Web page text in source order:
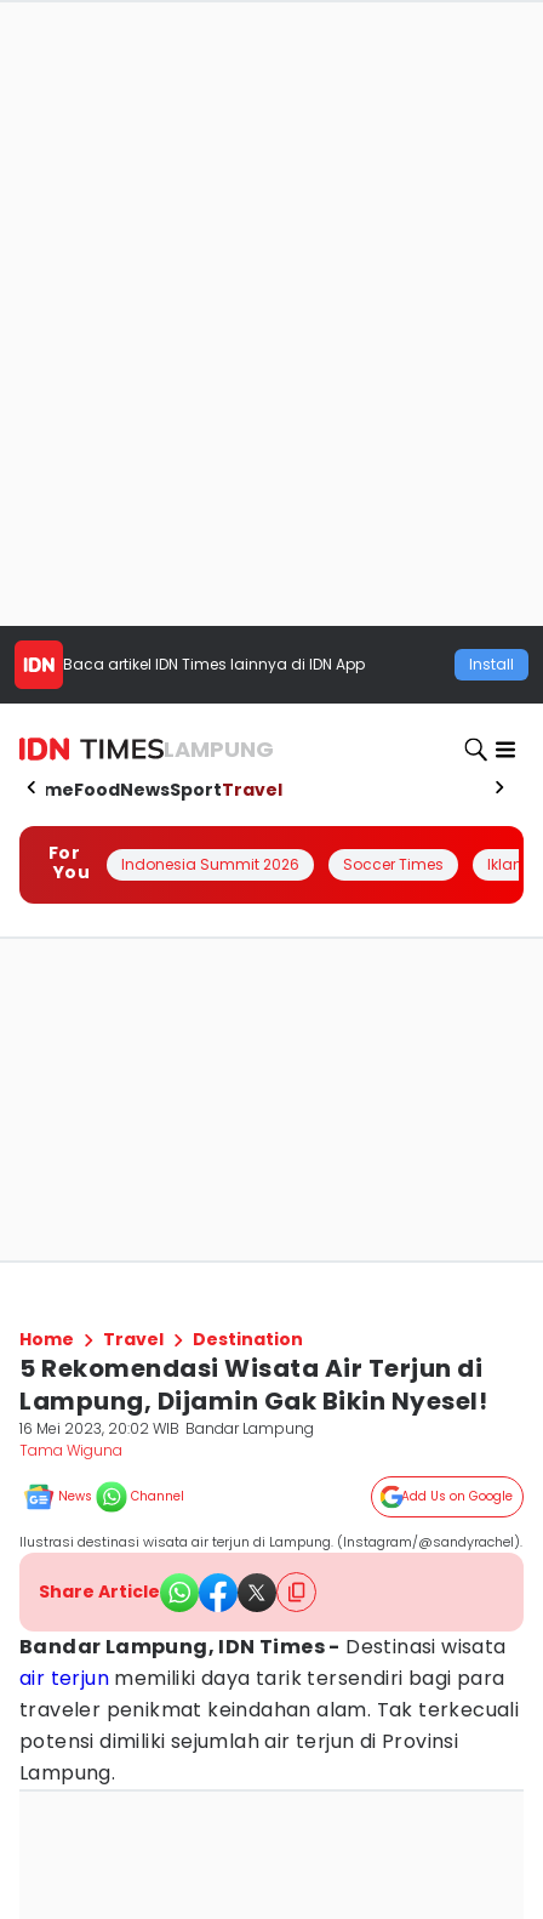
Baca artikel IDN Times lainnya di IDN App Install
LAMPUNG
HomeFoodNewsSportTravel
For
You
Indonesia Summit 2026 Soccer Times Iklanin
Home Travel Destination
5 Rekomendasi Wisata Air Terjun di
Lampung, Dijamin Gak Bikin Nyesel!
16 Mei 2023, 20:02 WIB Bandar Lampung
Tama Wiguna
News Channel Add Us on Google
Ilustrasi destinasi wisata air terjun di Lampung. (Instagram/@sandyrachel).
Share Article
Bandar Lampung, IDN Times - Destinasi wisata
air terjun memiliki daya tarik tersendiri bagi para
traveler penikmat keindahan alam. Tak terkecuali
potensi dimiliki sejumlah air terjun di Provinsi
Lampung.